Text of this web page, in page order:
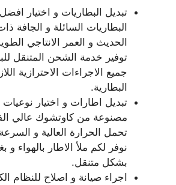
تبديل البطاريات و اختيار
البطاريات السائلة و الجافة
الحديث و العمر الانتاجي
توفير خدمة الشحن المتنقل
جميع الاجراءات الاحترازية
البطارية.
تبديل اطارات و اختيار
مصنوعة من كاوتشوك عالي
تحمل الحرارة العالية و السرعة
نوفر لكم ملأ الاطار بالهواء و
بشكل متنقل.
اجراء صيانة و اصلاح للنظام